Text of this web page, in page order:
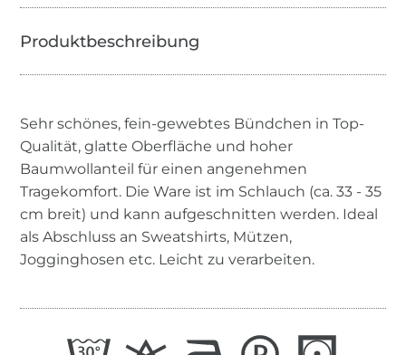
Sehr schönes, fein-gewebtes Bündchen in Top-
Qualität, glatte Oberfläche und hoher
Baumwollanteil für einen angenehmen
Tragekomfort. Die Ware ist im Schlauch (ca. 33 - 35
cm breit) und kann aufgeschnitten werden. Ideal
als Abschluss an Sweatshirts, Mützen,
Jogginghosen etc. Leicht zu verarbeiten.